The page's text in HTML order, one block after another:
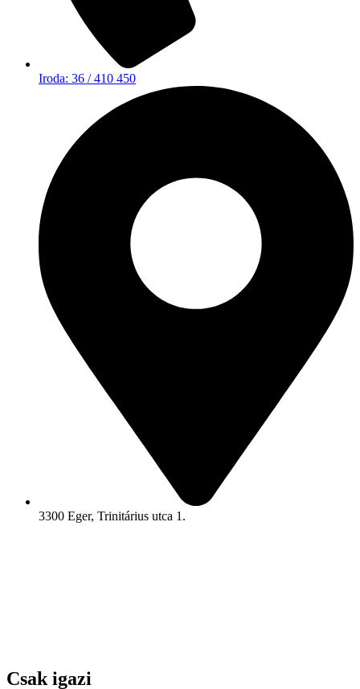
Iroda: 36 / 410 450
3300 Eger, Trinitárius utca 1.
Csak igazi